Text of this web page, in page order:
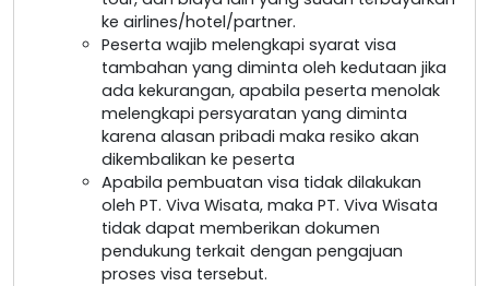
ke airlines/hotel/partner.
Peserta wajib melengkapi syarat visa
tambahan yang diminta oleh kedutaan jika
ada kekurangan, apabila peserta menolak
melengkapi persyaratan yang diminta
karena alasan pribadi maka resiko akan
dikembalikan ke peserta
Apabila pembuatan visa tidak dilakukan
oleh PT. Viva Wisata, maka PT. Viva Wisata
tidak dapat memberikan dokumen
pendukung terkait dengan pengajuan
proses visa tersebut.